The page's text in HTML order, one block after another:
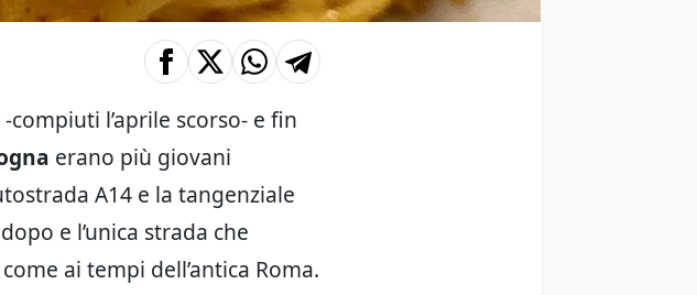
compiuti l’aprile scorso- e fin
erano più giovani
A14 e la tangenziale
e l’unica strada che
ai tempi dell’antica Roma.